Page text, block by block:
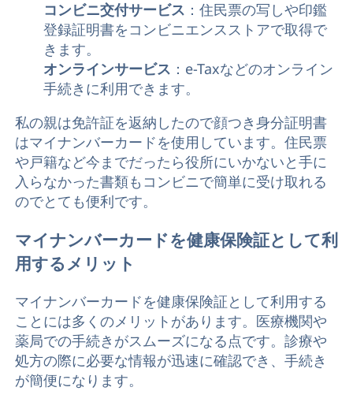
コンビニ交付サービス ：住民票の写しや印鑑
登録証明書をコンビニエンスストアで取得で
きます。
オンラインサービス ：e-Taxなどのオンライン
手続きに利用できます。
私の親は免許証を返納したので顔つき身分証明書
はマイナンバーカードを使用しています。住民票
や戸籍など今までだったら役所にいかないと手に
入らなかった書類もコンビニで簡単に受け取れる
のでとても便利です。
マイナンバーカードを健康保険証として利
用するメリット
マイナンバーカードを健康保険証として利用する
ことには多くのメリットがあります。医療機関や
薬局での手続きがスムーズになる点です。診療や
処方の際に必要な情報が迅速に確認でき、手続き
が簡便になります。